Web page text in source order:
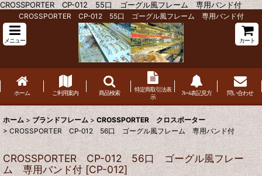
CROSSPORTER CP-012 55口 ゴーグル風フレーム 専用バンド付
CROSSPORTER CP-012 55口 ゴーグル風フレーム 専用バンド付
メニュー カート
ホーム ご利用案内 商品検索
特定商取引法表
示
ﾌﾚｰﾑ表記見方 問い合わせ
ホーム > ブランドフレーム > CROSSPORTER クロスポーター
> CROSSPORTER CP-012 56口 ゴーグル風フレーム 専用バンド付
CROSSPORTER CP-012 56口 ゴーグル風フレー
ム 専用バンド付 [CP-012]